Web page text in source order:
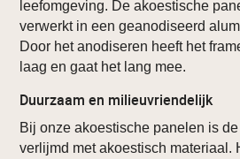
leefomgeving. De akoestische
verwerkt in een geanodiseerd
Door het anodiseren heeft het
laag en gaat het lang mee.
Duurzaam en milieuvriendelijk
Bij onze akoestische panelen is
verlijmd met akoestisch materiaal.